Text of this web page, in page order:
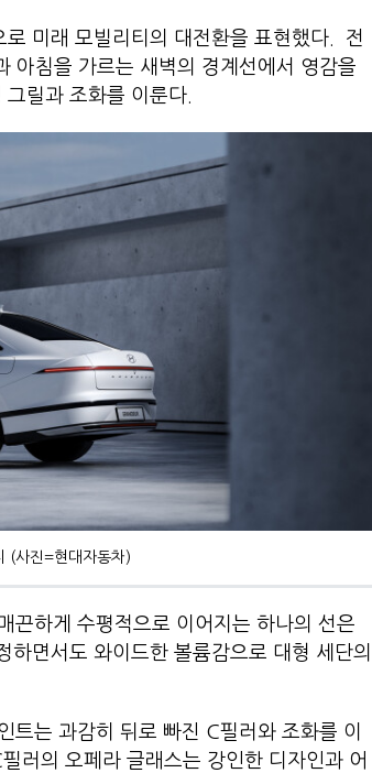
미래 모빌리티의 대전환을 표현했다. 전
아침을 가르는 새벽의 경계선에서 영감을
릴과 조화를 이룬다.
(사진=현대자동차)
끈하게 수평적으로 이어지는 하나의 선은
면서도 와이드한 볼륨감으로 대형 세단의
트는 과감히 뒤로 빠진 C필러와 조화를 이
러의 오페라 글래스는 강인한 디자인과 어